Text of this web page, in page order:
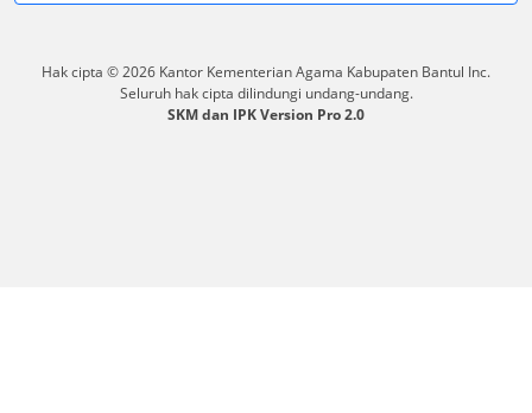
Hak cipta © 2026 Kantor Kementerian Agama Kabupaten Bantul Inc.
Seluruh hak cipta dilindungi undang-undang.
SKM dan IPK Version Pro 2.0